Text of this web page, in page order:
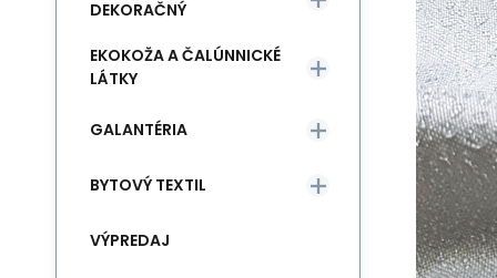
DEKORAČNÝ
EKOKOŽA A ČALÚNNICKÉ
LÁTKY
GALANTÉRIA
BYTOVÝ TEXTIL
VÝPREDAJ